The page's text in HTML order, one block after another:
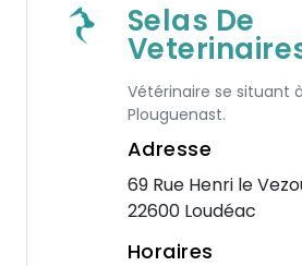
Selas De
Vétérinaire se situant à
Plouguenast.
Adresse
69 Rue Henri le
22600 Loudéac
Horaires